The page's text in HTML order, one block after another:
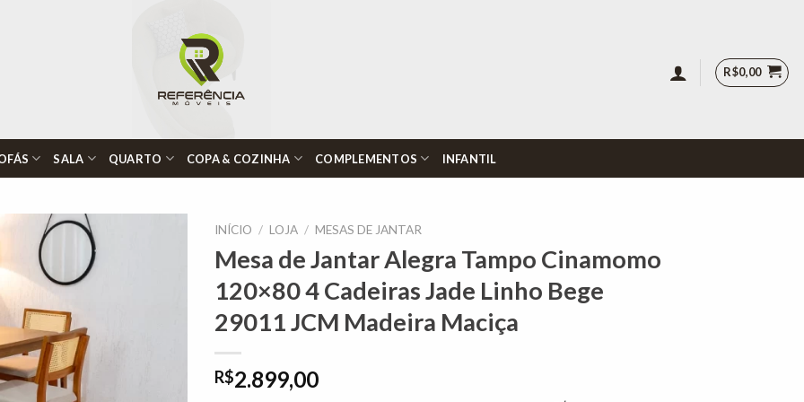
R$0,00
SALA QUARTO COPA & COZINHA COMPLEMENTOS INFANTIL
INÍCIO / LOJA / MESAS DE JANTAR
Mesa de Jantar Alegra Tampo Cinamomo
120×80 4 Cadeiras Jade Linho Bege
29011 JCM Madeira Maciça
R$2.899,00